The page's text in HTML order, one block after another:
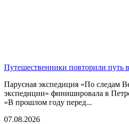
Путешественники повторили путь
Парусная экспедиция «По следам
экспедиции» финишировала в
«В прошлом году перед...
07.08.2026